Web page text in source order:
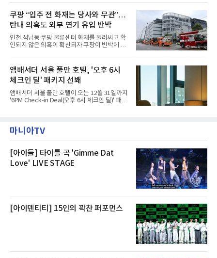
라 극장을 모티브로 한 데코레이션으로 구성됐
다. 무대 공간 및 티켓 박스
필먼트서비스(CFS)가 지난 28일부터 화재 피해
주민을 대상으로 전문 출장 청소서비스 지원에
나섬으로써 본격적인 지역사회 복구 작업이 시
작된 것이다.대피소 주민 중심 청소 접수, 첫날
부터 2가구 지원 완료CFS는 신현초등학교, 신
현북초등학교, 신현여자중학교 등 인천 서해구
관내 임시 대피소 3곳에서 체류해온 화재 피해
민들의 호응 속에 CFS는 즉시 행동에 나섰다. 지
난 28일 오후 전문 청소업체와
쿠팡 “입주 전 화재는 당사와 무관”…
탄내 의혹도 외부 연기 유입 반박
인천 석남동 쿠팡 물류센터 화재를 둘러싸고 확
인되지 않은 의혹이 확산되자 쿠팡이 반박에 나
에 대해서는 외부 화재 연기 유입이라고 설명했
고, 2023년 같은 물류센터에서 발생한 화재에
대해서도 쿠팡 입주 전 공사 과정에서 벌어진 일
이라며 선을 그었다.쿠팡은 21일 인천 물류센터
내부에서 불이 타는 냄새가 났다는 의혹과 관련
해 “사실무근”이라는 입장을 밝혔다.회사 측은
“인근에서 지난 15일 다른 회사에서 발생한 대
것으로 확인됐다”고 설명했다.이어 “정확한 화
재 원인은 추후 조사될
앰배서더 서울 풀만 호텔, '오후 6시
체크인 딜' 패키지 선봬
앰배서더 서울 풀만 호텔이 오는 12월 31일까지
'6PM Check-in Deal(오후 6시 체크인 딜)' 패키
텔 측은 “퇴근 후 또는 주말 도심 속에서 짧지만
온전한 휴식을 원하는 고객들에게 특별한 경험
제큐티브 두 가지 타입으로 구성된다. 디럭스 패
키지는 객실 1박(룸 온리)으로 심플한 호캉스를
즐길 수 있으며, 이그제큐티브 패키지는 객실 1
마니아TV
[아이들] 타이틀 곡 'Gimme Dat
Love' LIVE STAGE
[아이덴티티] 15인의 꽉찬 퍼포먼스